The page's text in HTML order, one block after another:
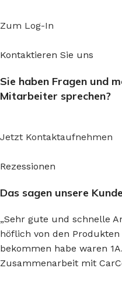
Zum Log-In
Kontaktieren Sie uns
Sie haben Fragen und
Mitarbeiter sprechen?
Jetzt Kontaktaufnehmen
Rezessionen
Das sagen unsere
„Sehr gute und schnelle
höflich von den
bekommen habe waren
Zusammenarbeit mit